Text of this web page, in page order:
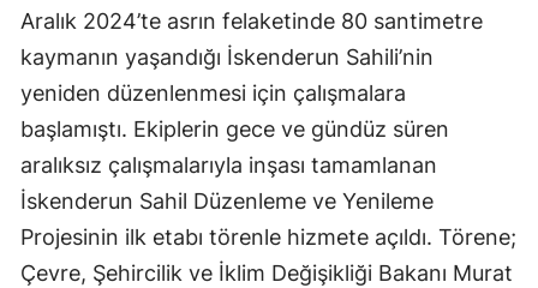
Aralık 2024’te asrın felaketinde 80 santimetre
kaymanın yaşandığı İskenderun Sahili’nin
yeniden düzenlenmesi için çalışmalara
başlamıştı. Ekiplerin gece ve gündüz süren
aralıksız çalışmalarıyla inşası tamamlanan
İskenderun Sahil Düzenleme ve Yenileme
Projesinin ilk etabı törenle hizmete açıldı. Törene;
Çevre, Şehircilik ve İklim Değişikliği Bakanı Murat